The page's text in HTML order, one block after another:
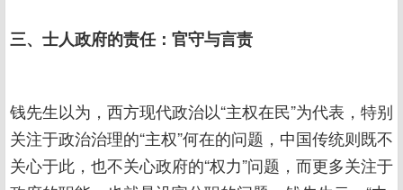
三、士人政府的责任：官守与言责
钱先生以为，西方现代政治以“主权在民”为代表，特别
关注于政治治理的“主权”何在的问题，中国传统则既不
关心于此，也不关心政府的“权力”问题，而更多关注于